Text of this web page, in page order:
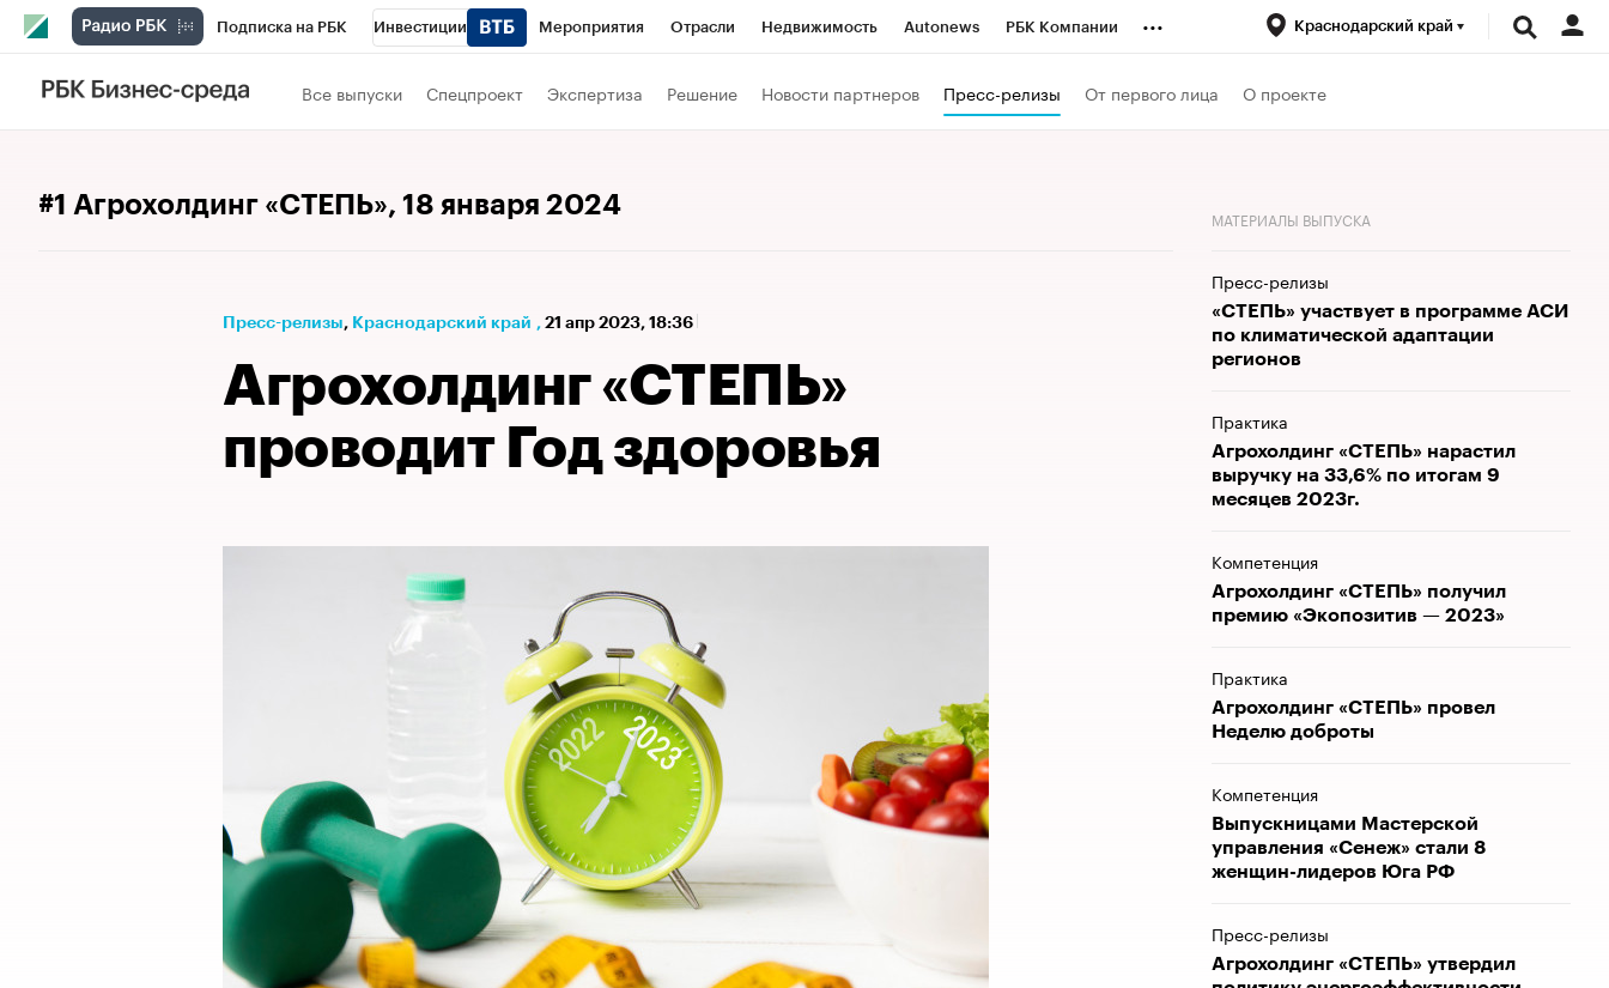
Подписка на РБК Инвестиции Мероприятия Отрасли Недвижимость Autonews РБК Компании
Телеканал
... Краснодарский край
Все выпуски Спецпроект Экспертиза Решение Новости партнеров Пресс-релизы От первого лица О проекте
#1 Агрохолдинг «СТЕПЬ», 18 января 2024
Пресс-релизы⁠, Краснодарский край , 21 апр 2023, 18:36
Агрохолдинг «СТЕПЬ»
проводит Год здоровья
МАТЕРИАЛЫ ВЫПУСКА
Пресс-релизы
«СТЕПЬ» участвует в программе АСИ
по климатической адаптации
регионов
Практика
Агрохолдинг «СТЕПЬ» нарастил
выручку на 33,6% по итогам 9
месяцев 2023г.
Компетенция
Агрохолдинг «СТЕПЬ» получил
премию «Экопозитив — 2023»
Практика
Агрохолдинг «СТЕПЬ» провел
Неделю доброты
Компетенция
Выпускницами Мастерской
управления «Сенеж» стали 8
женщин-лидеров Юга РФ
Пресс-релизы
Агрохолдинг «СТЕПЬ» утвердил